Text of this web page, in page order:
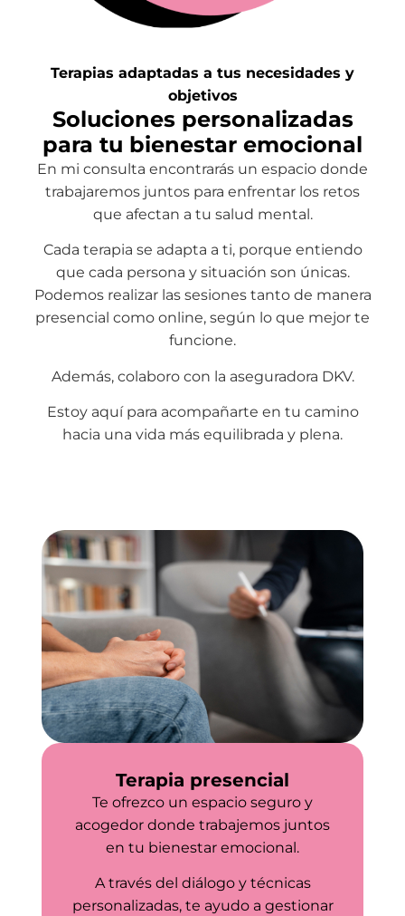
Terapias adaptadas a tus necesidades y
objetivos
Soluciones personalizadas
para tu bienestar emocional
En mi consulta encontrarás un espacio donde
trabajaremos juntos para enfrentar los retos
que afectan a tu salud mental.
Cada terapia se adapta a ti, porque entiendo
que cada persona y situación son únicas.
Podemos realizar las sesiones tanto de manera
presencial como online, según lo que mejor te
funcione.
Además, colaboro con la aseguradora DKV.
Estoy aquí para acompañarte en tu camino
hacia una vida más equilibrada y plena.
Terapia presencial
Te ofrezco un espacio seguro y
acogedor donde trabajemos juntos
en tu bienestar emocional.
A través del diálogo y técnicas
personalizadas, te ayudo a gestionar